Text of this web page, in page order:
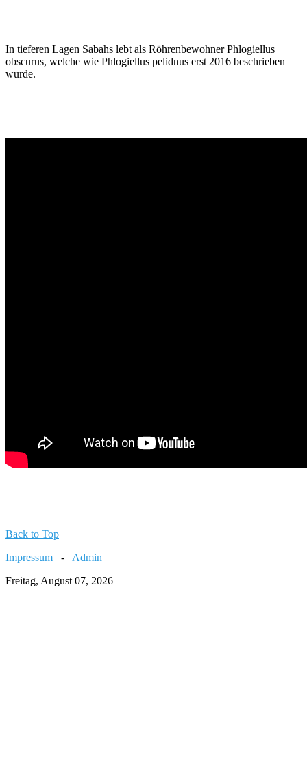
In tieferen Lagen Sabahs lebt als Röhrenbewohner Phlogiellus
obscurus, welche wie Phlogiellus pelidnus erst 2016 beschrieben
wurde.
Back to Top
Impressum - Admin
Freitag, August 07, 2026